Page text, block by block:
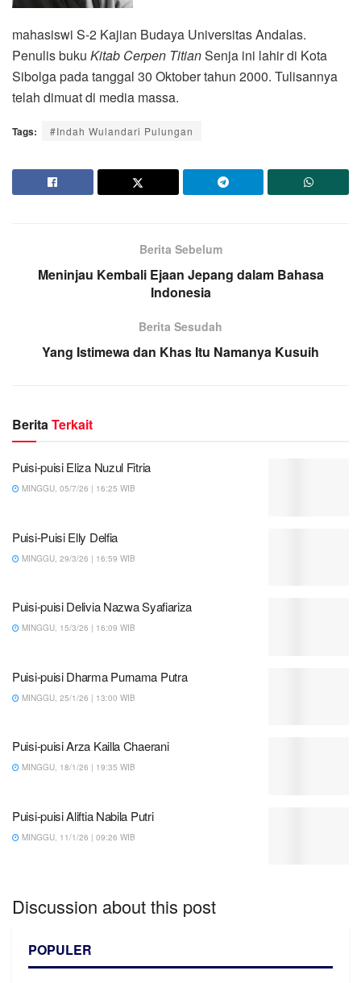
mahasiswi S-2 Kajian Budaya Universitas Andalas.
Penulis buku Kitab Cerpen TitianSenja ini lahir di Kota
Sibolga pada tanggal 30 Oktober tahun 2000. Tulisannya
telah dimuat di media massa.
Tags: #Indah Wulandari Pulungan
Berita Sebelum
Meninjau Kembali Ejaan Jepang dalam Bahasa
Indonesia
Berita Sesudah
Yang Istimewa dan Khas Itu Namanya Kusuih
BeritaTerkait
Puisi-puisi Eliza Nuzul Fitria
MINGGU, 05/7/26 | 16:25 WIB
Puisi-Puisi Elly Delfia
MINGGU, 29/3/26 | 16:59 WIB
Puisi-puisi Delivia Nazwa Syafiariza
MINGGU, 15/3/26 | 16:09 WIB
Puisi-puisi Dharma Purnama Putra
MINGGU, 25/1/26 | 13:00 WIB
Puisi-puisi Arza Kailla Chaerani
MINGGU, 18/1/26 | 19:35 WIB
Puisi-puisi Aliftia Nabila Putri
MINGGU, 11/1/26 | 09:26 WIB
Discussion about this post
POPULER